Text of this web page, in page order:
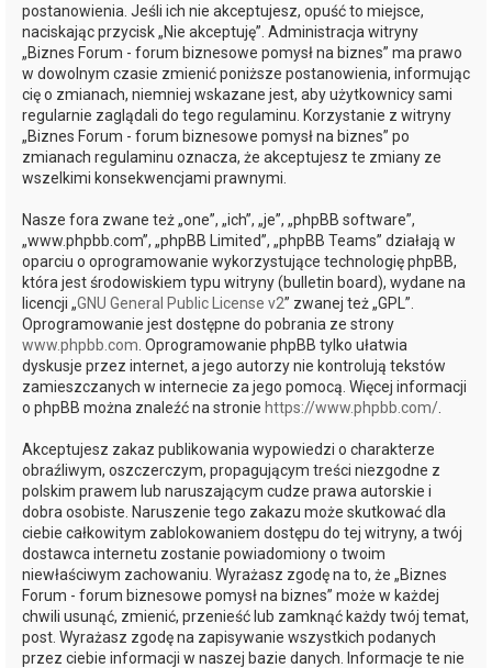
postanowienia. Jeśli ich nie akceptujesz, opuść to miejsce,
naciskając przycisk „Nie akceptuję”. Administracja witryny
„Biznes Forum - forum biznesowe pomysł na biznes” ma prawo
w dowolnym czasie zmienić poniższe postanowienia, informując
cię o zmianach, niemniej wskazane jest, aby użytkownicy sami
regularnie zaglądali do tego regulaminu. Korzystanie z witryny
„Biznes Forum - forum biznesowe pomysł na biznes” po
zmianach regulaminu oznacza, że akceptujesz te zmiany ze
wszelkimi konsekwencjami prawnymi.
Nasze fora zwane też „one”, „ich”, „je”, „phpBB software”,
„www.phpbb.com”, „phpBB Limited”, „phpBB Teams” działają w
oparciu o oprogramowanie wykorzystujące technologię phpBB,
która jest środowiskiem typu witryny (bulletin board), wydane na
licencji „GNU General Public License v2” zwanej też „GPL”.
Oprogramowanie jest dostępne do pobrania ze strony
www.phpbb.com . Oprogramowanie phpBB tylko ułatwia
dyskusje przez internet, a jego autorzy nie kontrolują tekstów
zamieszczanych w internecie za jego pomocą. Więcej informacji
o phpBB można znaleźć na stronie https://www.phpbb.com/
Akceptujesz zakaz publikowania wypowiedzi o charakterze
obraźliwym, oszczerczym, propagującym treści niezgodne z
polskim prawem lub naruszającym cudze prawa autorskie i
dobra osobiste. Naruszenie tego zakazu może skutkować dla
ciebie całkowitym zablokowaniem dostępu do tej witryny, a twój
dostawca internetu zostanie powiadomiony o twoim
niewłaściwym zachowaniu. Wyrażasz zgodę na to, że „Biznes
Forum - forum biznesowe pomysł na biznes” może w każdej
chwili usunąć, zmienić, przenieść lub zamknąć każdy twój temat,
post. Wyrażasz zgodę na zapisywanie wszystkich podanych
przez ciebie informacji w naszej bazie danych. Informacje te nie